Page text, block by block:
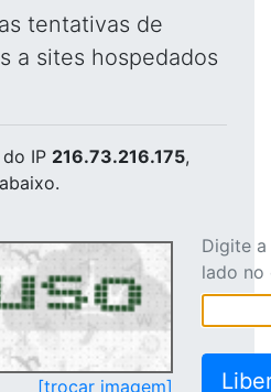
tentativas de
a sites hospedados
do IP 216.73.216.175,
[trocar imagem]
Digite
lado no